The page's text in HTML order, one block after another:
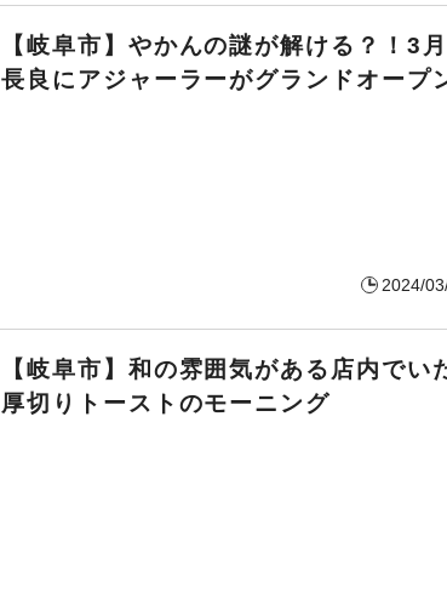
【岐阜市】やかんの謎が解ける？！3
長良にアジャーラーがグランドオープ
2024/
【岐阜市】和の雰囲気がある店内でい
厚切りトーストのモーニング